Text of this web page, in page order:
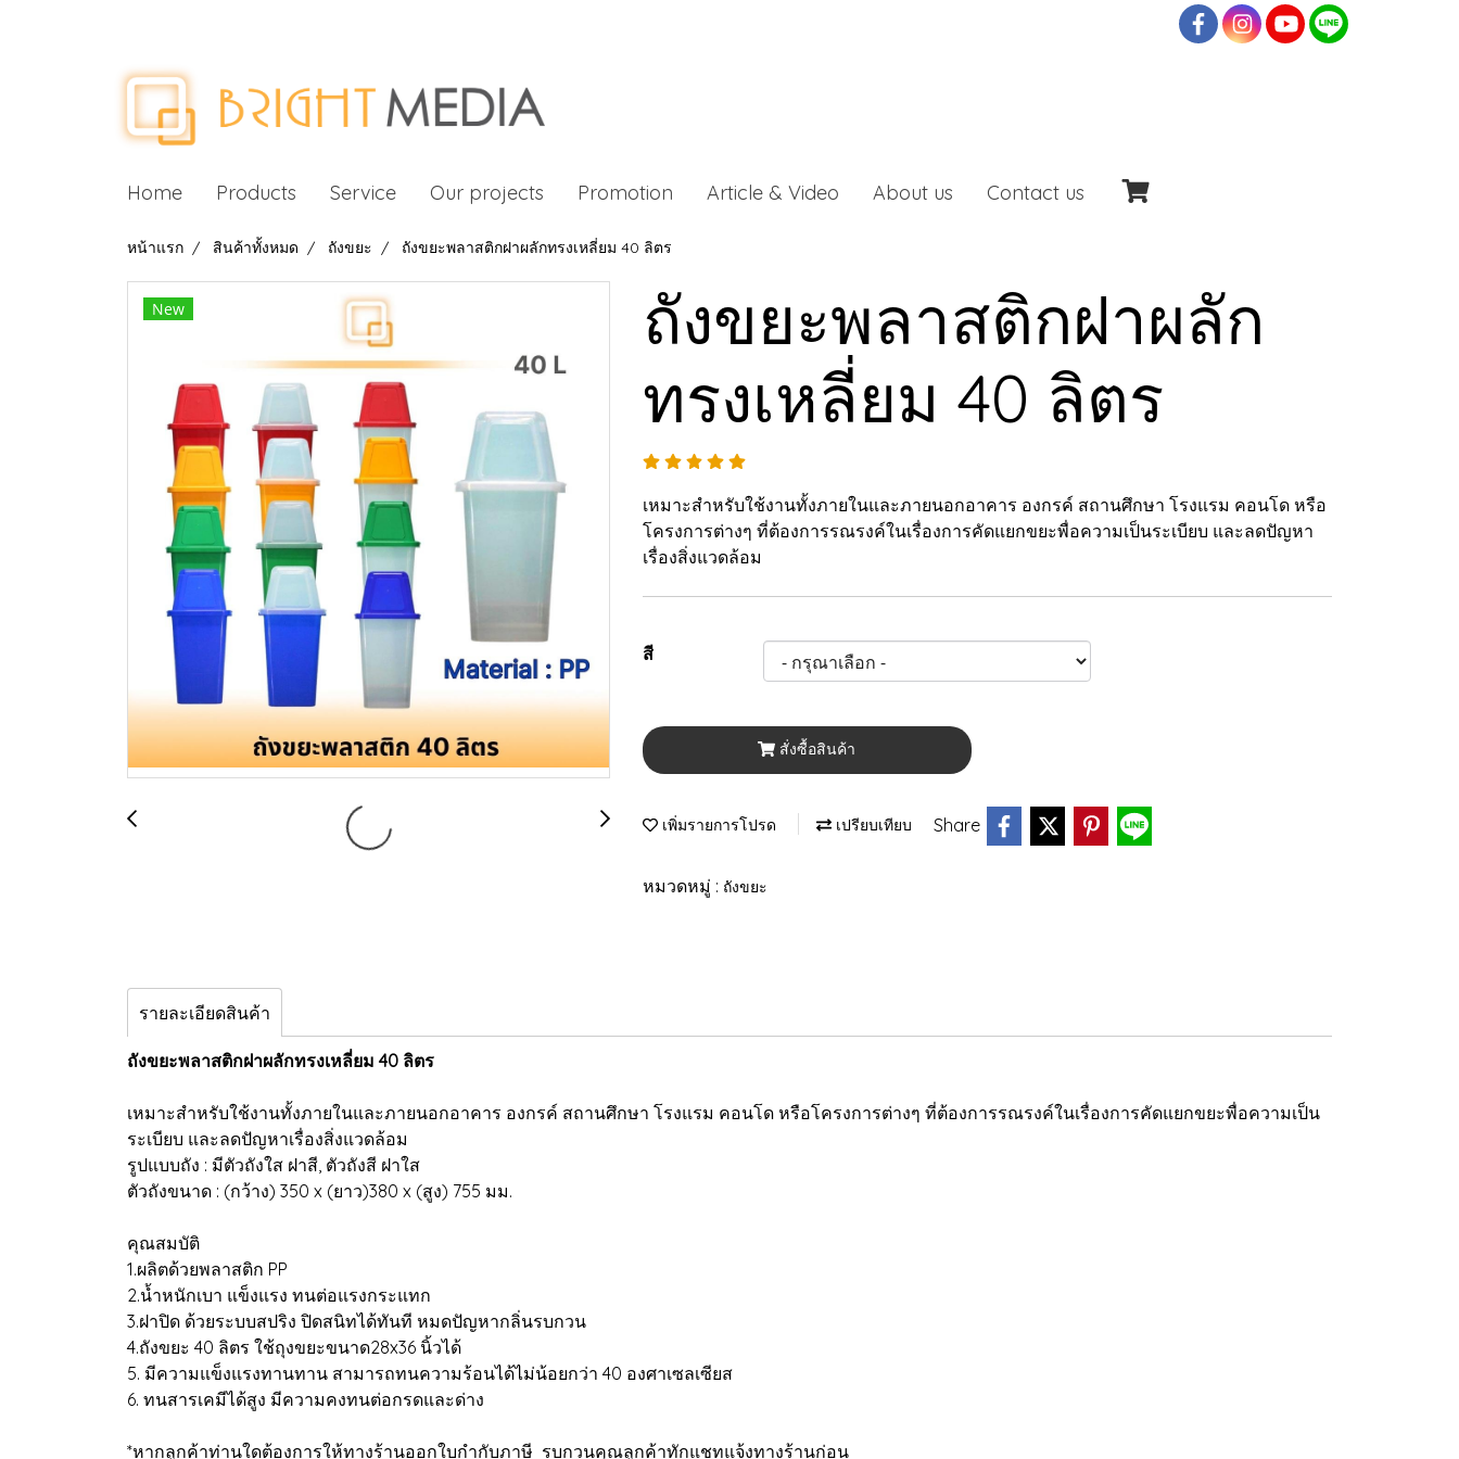
Home Products Service Our projects Promotion Article & Video About us Contact us
หน้าแรก สินค้าทั้งหมด ถังขยะ ถังขยะพลาสติกฝาผลักทรงเหลี่ยม 40 ลิตร
New
ถังขยะพลาสติกฝาผลัก
ทรงเหลี่ยม 40 ลิตร
เหมาะสำหรับใช้งานทั้งภายในและภายนอกอาคาร องกรค์ สถานศึกษา โรงแรม คอนโด หรือ
โครงการต่างๆ ที่ต้องการรณรงค์ในเรื่องการคัดแยกขยะพื่อความเป็นระเบียบ และลดปัญหา
เรื่องสิ่งแวดล้อม
สี
สั่งซื้อสินค้า
เพิ่มรายการโปรด เปรียบเทียบ Share
หมวดหมู่ : ถังขยะ
รายละเอียดสินค้า
ถังขยะพลาสติกฝาผลักทรงเหลี่ยม 40 ลิตร
เหมาะสำหรับใช้งานทั้งภายในและภายนอกอาคาร องกรค์ สถานศึกษา โรงแรม คอนโด หรือโครงการต่างๆ ที่ต้องการรณรงค์ในเรื่องการคัดแยกขยะพื่อความเป็น
ระเบียบ และลดปัญหาเรื่องสิ่งแวดล้อม
รูปแบบถัง : มีตัวถังใส ฝาสี, ตัวถังสี ฝาใส
ตัวถังขนาด : (กว้าง) 350 x (ยาว)380 x (สูง) 755 มม.
คุณสมบัติ
1.ผลิตด้วยพลาสติก PP
2.น้ำหนักเบา แข็งแรง ทนต่อแรงกระแทก
3.ฝาปิด ด้วยระบบสปริง ปิดสนิทได้ทันที หมดปัญหากลิ่นรบกวน
4.ถังขยะ 40 ลิตร ใช้ถุงขยะขนาด28x36 นิ้วได้
5. มีความแข็งแรงทานทาน สามารถทนความร้อนได้ไม่น้อยกว่า 40 องศาเซลเซียส
6. ทนสารเคมีได้สูง มีความคงทนต่อกรดและด่าง
*หากลูกค้าท่านใดต้องการให้ทางร้านออกใบกำกับภาษี รบกวนคุณลูกค้าทักแชทแจ้งทางร้านก่อน